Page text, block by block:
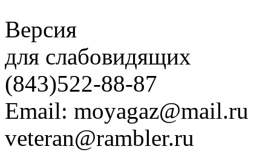
Версия
для слабовидящих
(843)522-88-87
Email: moyagaz@mail.ru
veteran@rambler.ru